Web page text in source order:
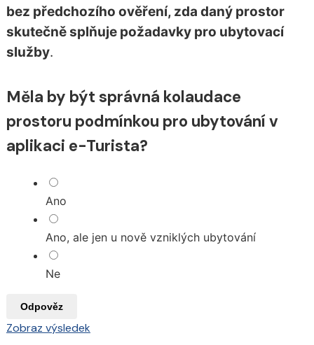
bez předchozího ověření, zda daný prostor
skutečně splňuje požadavky pro ubytovací
služby.
Měla by být správná kolaudace
prostoru podmínkou pro ubytování v
aplikaci e-Turista?
Ano
Ano, ale jen u nově vzniklých ubytování
Ne
Odpověz
Zobraz výsledek